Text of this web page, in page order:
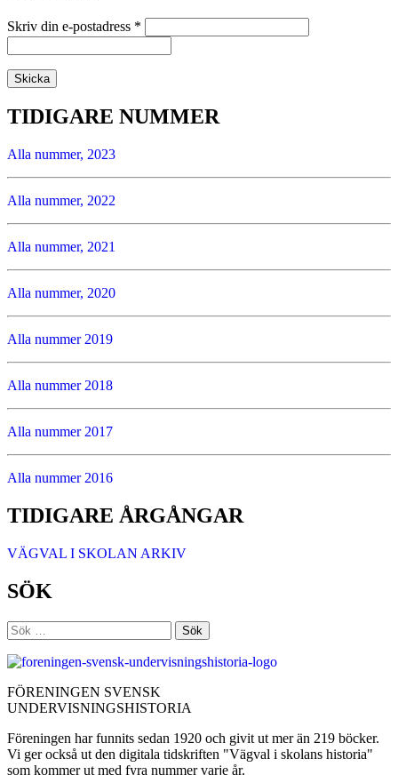
Skriv din e-postadress *
TIDIGARE NUMMER
Alla nummer, 2023
Alla nummer, 2022
Alla nummer, 2021
Alla nummer, 2020
Alla nummer 2019
Alla nummer 2018
Alla nummer 2017
Alla nummer 2016
TIDIGARE ÅRGÅNGAR
VÄGVAL I SKOLAN ARKIV
SÖK
Sök
efter:
FÖRENINGEN SVENSK
UNDERVISNINGSHISTORIA
Föreningen har funnits sedan 1920 och givit ut mer än 219 böcker.
Vi ger också ut den digitala tidskriften "Vägval i skolans historia"
som kommer ut med fyra nummer varje år.